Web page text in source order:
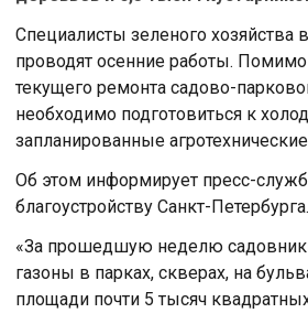
Специалисты зеленого хозяйства
проводят осенние работы.
текущего ремонта садово-
необходимо подготовиться к
запланированные
Об этом информирует пресс-
благоустройству Санкт-Петербурга.
«За прошедшую неделю
газоны в парках, скверах, на
площади почти 5 тысяч